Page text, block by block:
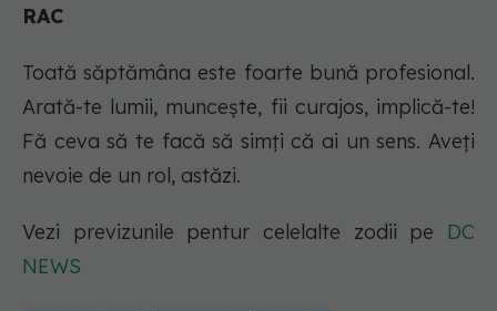
RAC
Toată săptămâna este foarte bună profesional.
Arată-te lumii, munceşte, fii curajos, implică-te!
Fă ceva să te facă să simţi că ai un sens. Aveţi
nevoie de un rol, astăzi.
Vezi previzunile pentur celelalte zodii pe DC
NEWS